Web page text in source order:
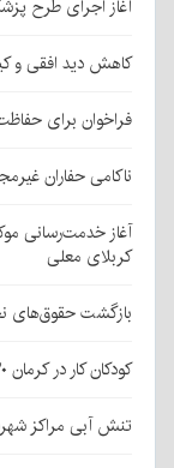
آغاز اجرای طرح
کاهش دید افقی و
فراخوان برای
ناکامی حفاران
آغاز خدمت‌رسانی
کربلای معلی
بازگشت حقوق‌های
کودکان کار در کرمان ۳۰ درصد کمتر شدند
تنش آبی مراکز